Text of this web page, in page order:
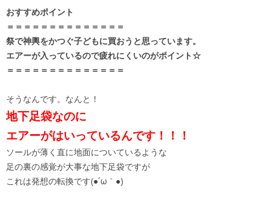
おすすめポイント
＝＝＝＝＝＝＝＝＝＝＝＝＝＝
祭で神輿をかつぐ子どもに買おうと思っています。
エアーが入っているので疲れにくいのがポイント☆
＝＝＝＝＝＝＝＝＝＝＝＝＝＝
そうなんです。なんと！
地下足袋なのに
エアーがはいっているんです！！！
ソールが薄く直に地面についているような
足の裏の感覚が大事な地下足袋ですが
これは発想の転換です(●´ω｀●)